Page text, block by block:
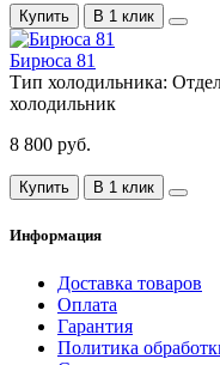
Купить В 1 клик
Бирюса 81
Тип холодильника:
холодильник
8 800 руб.
Купить В 1 клик
Информация
Доставка товаров
Оплата
Гарантия
Политика